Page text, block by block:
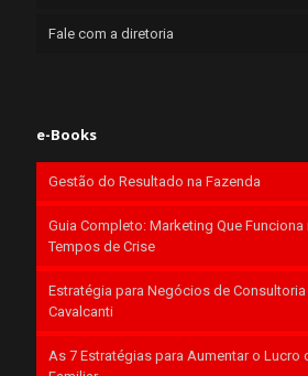
Fale com a diretoria
e-Books
Gestão do Resultado na Fazenda
Guia Completo: Marketing Que Funciona
Tempos de Crise
Estratégia para Negócios de
Cavalcanti
As 7 Estratégias para Aumentar o Lucro